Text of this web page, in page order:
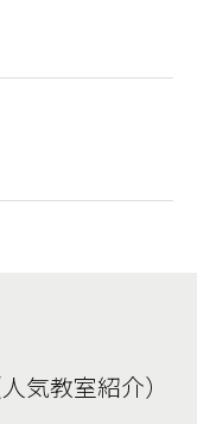
気教室紹介）